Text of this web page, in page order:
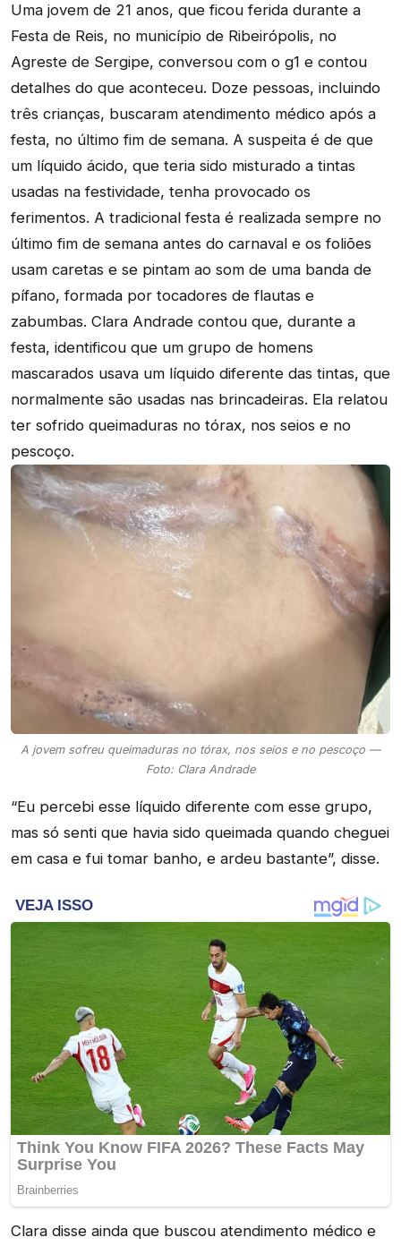
Uma jovem de 21 anos, que ficou ferida durante a
Festa de Reis, no município de Ribeirópolis, no
Agreste de Sergipe, conversou com o g1 e contou
detalhes do que aconteceu. Doze pessoas, incluindo
três crianças, buscaram atendimento médico após a
festa, no último fim de semana. A suspeita é de que
um líquido ácido, que teria sido misturado a tintas
usadas na festividade, tenha provocado os
ferimentos. A tradicional festa é realizada sempre no
último fim de semana antes do carnaval e os foliões
usam caretas e se pintam ao som de uma banda de
pífano, formada por tocadores de flautas e
zabumbas. Clara Andrade contou que, durante a
festa, identificou que um grupo de homens
mascarados usava um líquido diferente das tintas, que
normalmente são usadas nas brincadeiras. Ela relatou
ter sofrido queimaduras no tórax, nos seios e no
pescoço.
A jovem sofreu queimaduras no tórax, nos seios e no pescoço —
Foto: Clara Andrade
“Eu percebi esse líquido diferente com esse grupo,
mas só senti que havia sido queimada quando cheguei
em casa e fui tomar banho, e ardeu bastante”, disse.
Clara disse ainda que buscou atendimento médico e